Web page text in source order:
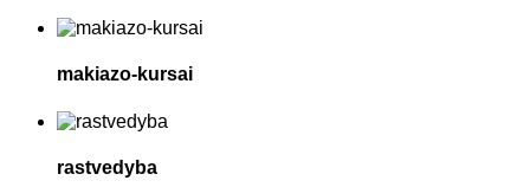
makiazo-kursai
rastvedyba